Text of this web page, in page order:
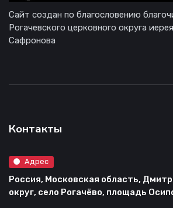
Сайт создан по благословению
Рогачевского церковного округа
Сафронова
Контакты
Адрес
Россия, Московская область,
округ, село Рогачёво, площадь